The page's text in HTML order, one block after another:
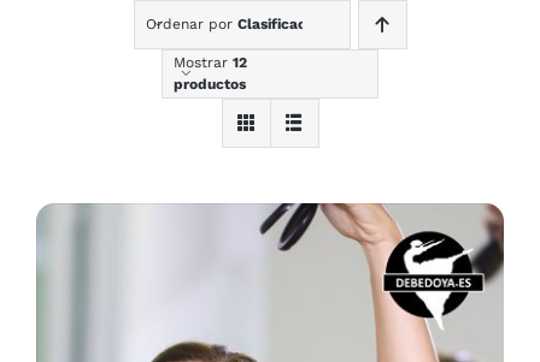
Ordenar por Clasificación
Mostrar 12
productos